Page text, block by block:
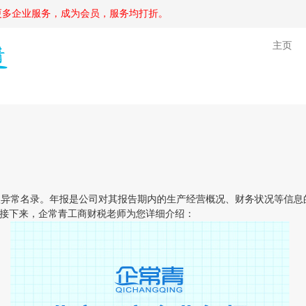
企业服务，成为会员，服务均打折。
主页
名录。年报是公司对其报告期内的生产经营概况、财务状况等信
下来，企常青工商财税老师为您详细介绍：